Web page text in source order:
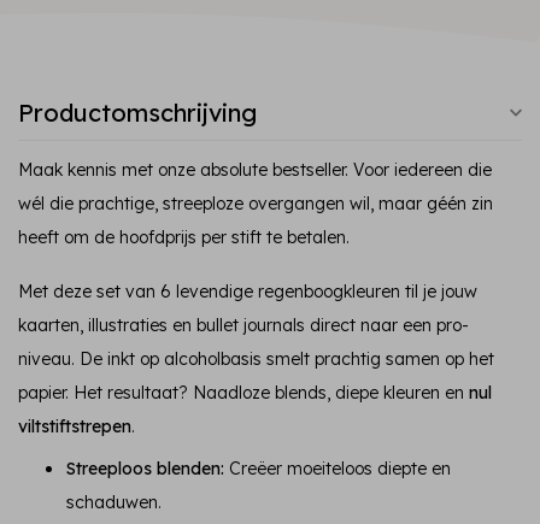
Productomschrijving
Maak kennis met onze absolute bestseller. Voor iedereen die
wél die prachtige, streeploze overgangen wil, maar géén zin
heeft om de hoofdprijs per stift te betalen.
Met deze set van 6 levendige regenboogkleuren til je jouw
kaarten, illustraties en bullet journals direct naar een pro-
niveau. De inkt op alcoholbasis smelt prachtig samen op het
papier. Het resultaat? Naadloze blends, diepe kleuren en nul
viltstiftstrepen.
Streeploos blenden: Creëer moeiteloos diepte en
schaduwen.